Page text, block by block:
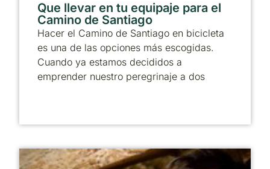
Que llevar en tu equipaje para el
Camino de Santiago
Hacer el Camino de Santiago en bicicleta
es una de las opciones más escogidas.
Cuando ya estamos decididos a
emprender nuestro peregrinaje a dos